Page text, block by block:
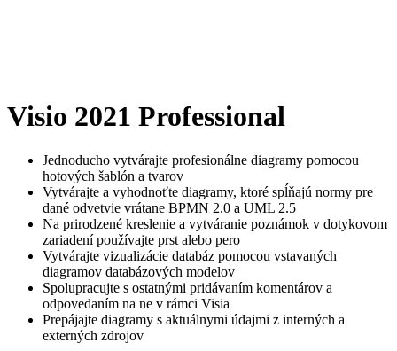
Visio 2021 Professional
Jednoducho vytvárajte profesionálne diagramy pomocou
hotových šablón a tvarov
Vytvárajte a vyhodnoťte diagramy, ktoré spĺňajú normy pre
dané odvetvie vrátane BPMN 2.0 a UML 2.5
Na prirodzené kreslenie a vytváranie poznámok v dotykovom
zariadení používajte prst alebo pero
Vytvárajte vizualizácie databáz pomocou vstavaných
diagramov databázových modelov
Spolupracujte s ostatnými pridávaním komentárov a
odpovedaním na ne v rámci Visia
Prepájajte diagramy s aktuálnymi údajmi z interných a
externých zdrojov